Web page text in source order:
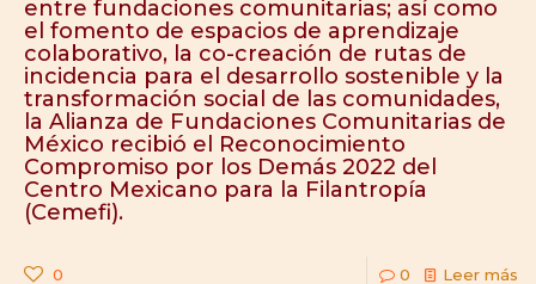
entre fundaciones comunitarias; así como
el fomento de espacios de aprendizaje
colaborativo, la co-creación de rutas de
incidencia para el desarrollo sostenible y la
transformación social de las comunidades,
la Alianza de Fundaciones Comunitarias de
México recibió el Reconocimiento
Compromiso por los Demás 2022 del
Centro Mexicano para la Filantropía
(Cemefi).
0 0 Leer más